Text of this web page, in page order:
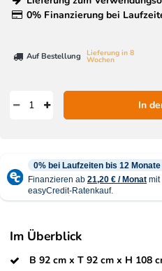
0% Finanzierung bei
Auf Bestellung Lieferung in 8
Wochen
In
Im Überblick
B 92 cm x T 92 cm x H 108